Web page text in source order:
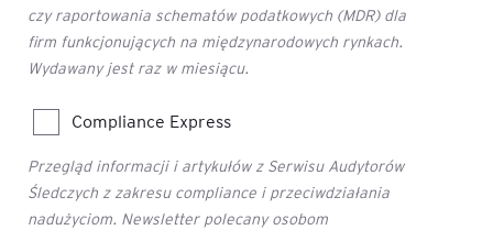
czy raportowania schematów podatkowych (MDR) dla
firm funkcjonujących na międzynarodowych rynkach.
Wydawany jest raz w miesiącu.
Compliance Express
Przegląd informacji i artykułów z Serwisu Audytorów
Śledczych z zakresu compliance i przeciwdziałania
nadużyciom. Newsletter polecany osobom